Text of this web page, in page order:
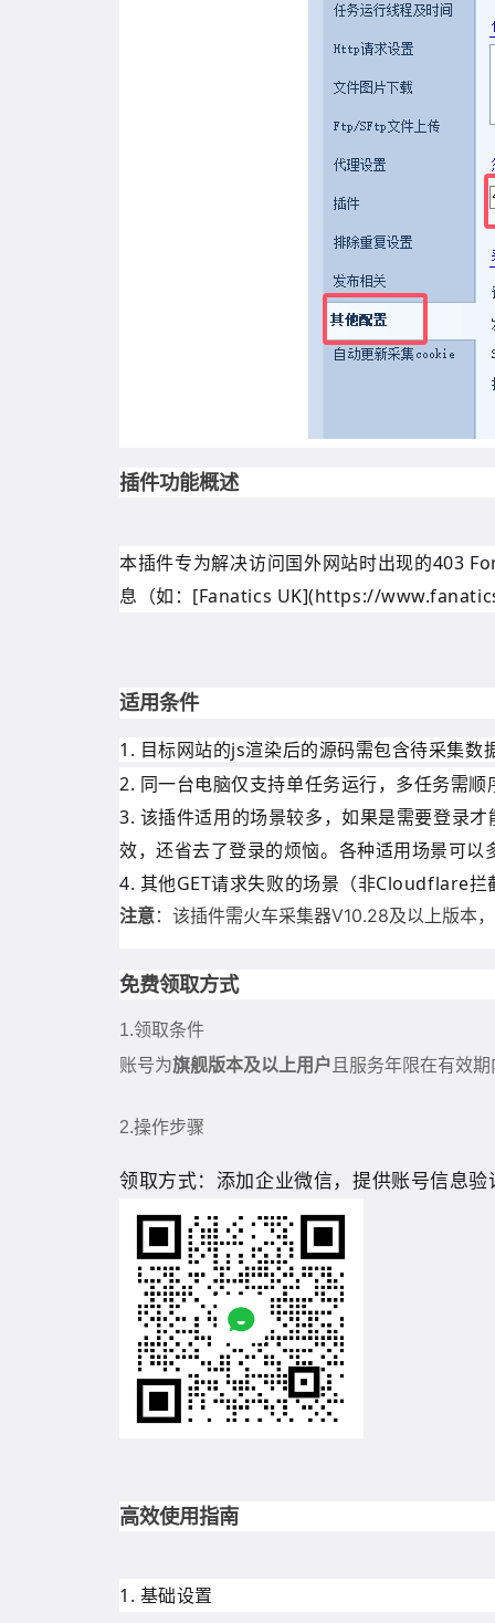
插件功能概述
本插件专为解决访问国外网站时出现的403
息（如：[Fanatics UK](https://
适用条件
1. 目标网站的js渲染后的源码需包含待采集
2. 同一台电脑仅支持单任务运行，多任务需
3. 该插件适用的场景较多，如果是需要登录
效，还省去了登录的烦恼。各种适用场景可以
4. 其他GET请求失败的场景（非Cloudflare拦
注意：该插件需火车采集器V10.28及以上版本
免费领取方式
1.领取条件
账号为旗舰版本及以上用户 且服务年限在有效期
2.操作步骤
领取方式：添加企业微信，提供账号信息
高效使用指南
1. 基础设置